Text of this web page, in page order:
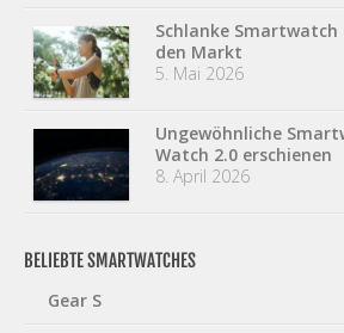
Schlanke
den Markt
5. Mai 2026
Ungewöhnliche
Watch 2.0 erschienen
8. April 2026
BELIEBTE SMARTWATCHES
Gear S